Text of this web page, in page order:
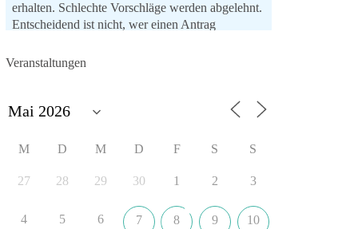
erhalten. Schlechte Vorschläge werden abgelehnt.
Entscheidend ist nicht, wer einen Antrag
weiterbringt.
Verschmelzung.
💬 Was ist dir wichtiger: feste Lager oder
#Sachpolitik
Veranstaltungen
M D M D F S S
27 28 29 30 1 2 3
4 5 6 7 8 9 10